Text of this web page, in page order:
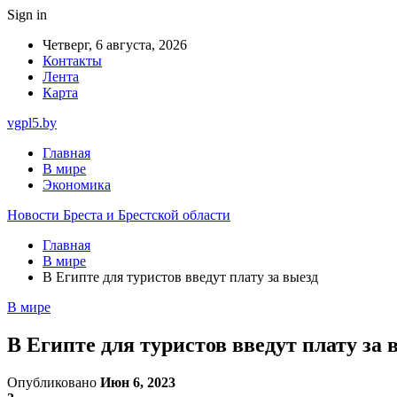
Sign in
Четверг, 6 августа, 2026
Контакты
Лента
Карта
vgpl5.by
Главная
В мире
Экономика
Новости Бреста и Брестской области
Главная
В мире
В Египте для туристов введут плату за выезд
В мире
В Египте для туристов введут плату за
Опубликовано Июн 6, 2023